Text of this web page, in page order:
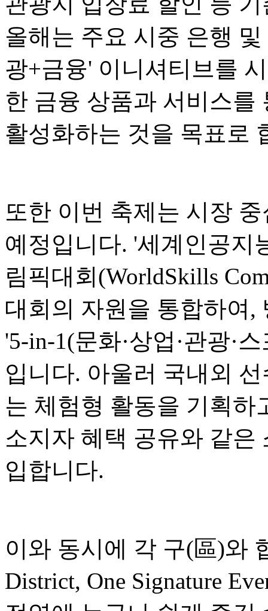
올해는 주요 시중 은행
광+금융' 이니셔티브를
한 금융 상품과 서비스를
활성화하는 것을 목표로
또한 이번 축제는 시장
예정입니다. '세계인공지
림픽대회(WorldSkills
대회의 자원을 통합하여,
'5-in-1(문화·상업·관광·
입니다. 아울러 국내외
는 체험형 활동을 기획하
소지자 혜택 공유와 같은
입합니다.
이와 동시에 각 구(區)와
District, One Signature